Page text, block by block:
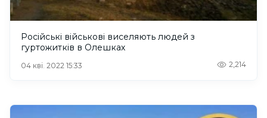
Російські військові виселяють людей з
гуртожитків в Олешках
04 кві. 2022 15:33 2,214